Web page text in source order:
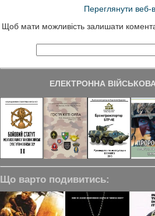
Переглянути веб-
Щоб мати можливість залишати
ЕЛЕКТРОННА
Що варто подивитись: